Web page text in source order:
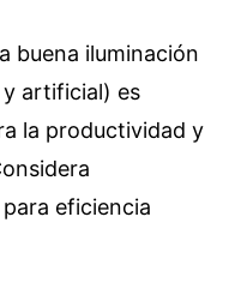
buena iluminación
artificial) es
la productividad y
eficiencia